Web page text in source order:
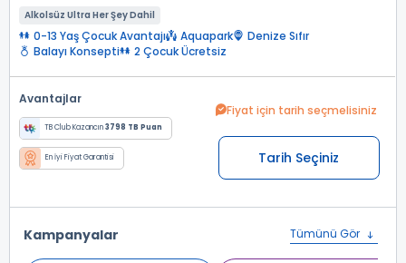
Alkolsüz Ultra Her Şey Dahil
0-13 Yaş Çocuk Avantajı Aquapark
Denize Sıfır
Balayı Konsepti
2 Çocuk Ücretsiz
Avantajlar
TB Club Kazancın3798 TB Puan
En İyi Fiyat Garantisi
Fiyat için tarih seçmelisiniz
Tarih Seçiniz
Kampanyalar Tümünü Gör